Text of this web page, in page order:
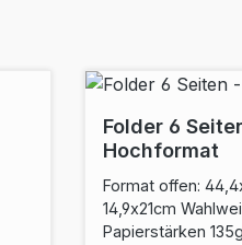
Folder 6
Hochformat
Format offen:
14,9x21cm
Papierstärken